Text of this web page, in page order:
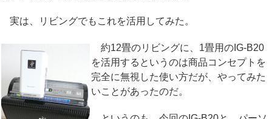
実は、リビングでもこれを活用してみた。
約12畳のリビングに、1畳用のIG-B20
を活用するというのは商品コンセプトを
完全に無視した使い方だが、やってみた
いことがあったのだ。